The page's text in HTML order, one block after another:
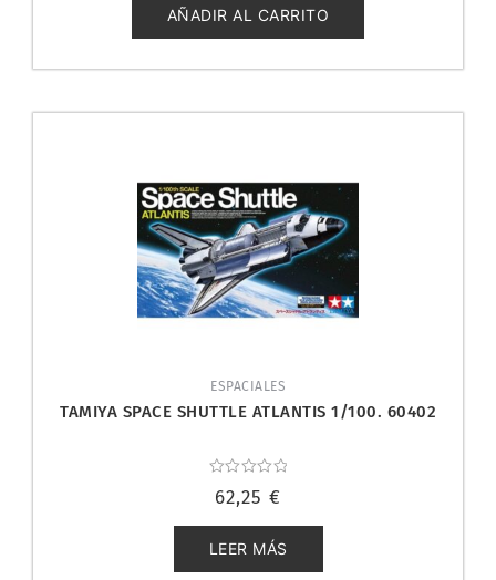
5
AÑADIR AL CARRITO
ESPACIALES
TAMIYA SPACE SHUTTLE ATLANTIS 1/100. 60402
con
de
5
62,25 €
LEER MÁS